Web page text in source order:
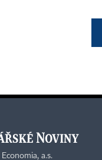
Economia, a.s.